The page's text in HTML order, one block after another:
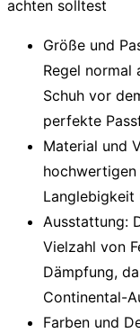
achten solltest
Größe und
Regel normal
Schuh vor
perfekte
Material und
Langlebigkeit
Ausstattung:
Vielzahl von
Dämpfung,
Continental-
Farben und